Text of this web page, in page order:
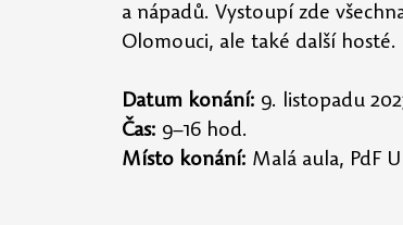
a nápadů. Vystoupí zde
Olomouci, ale také další hosté.
Datum konání: 9. listopadu
Čas: 9–16 hod.
Místo konání: Malá aula, PdF